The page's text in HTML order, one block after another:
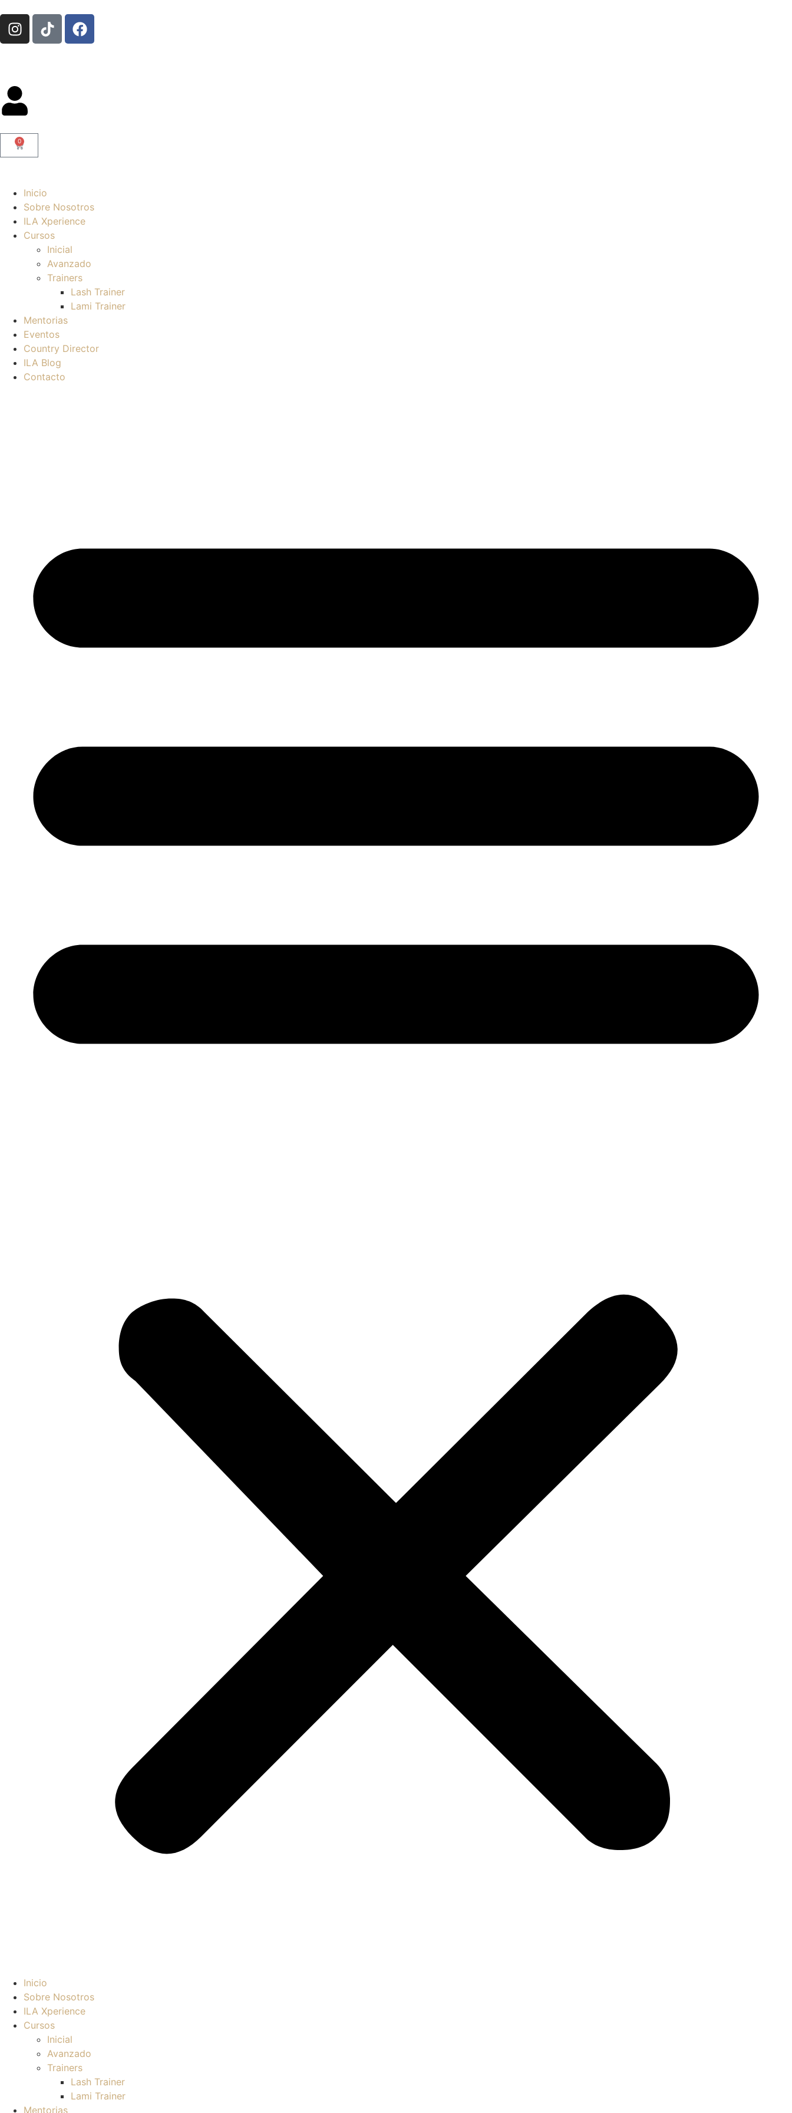
0
Inicio
Sobre Nosotros
ILA Xperience
Cursos
Inicial
Avanzado
Trainers
Lash Trainer
Lami Trainer
Mentorias
Eventos
Country Director
ILA Blog
Contacto
Inicio
Sobre Nosotros
ILA Xperience
Cursos
Inicial
Avanzado
Trainers
Lash Trainer
Lami Trainer
Mentorias